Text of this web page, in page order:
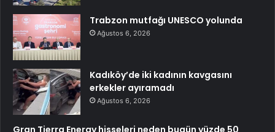
Trabzon mutfağı UNESCO yolunda
Ağustos 6, 2026
Kadıköy’de iki kadının kavgasını
erkekler ayıramadı
Ağustos 6, 2026